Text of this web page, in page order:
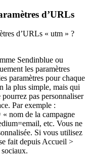
d’URLs
d’URLs « utm » ?
Sendinblue ou
les paramètres
paramètres pour chaque
la plus simple, mais qui
pourrez pas personnaliser
Par exemple :
nom de la campagne
etc. Vous ne
Si vous utilisez
fait depuis Accueil >